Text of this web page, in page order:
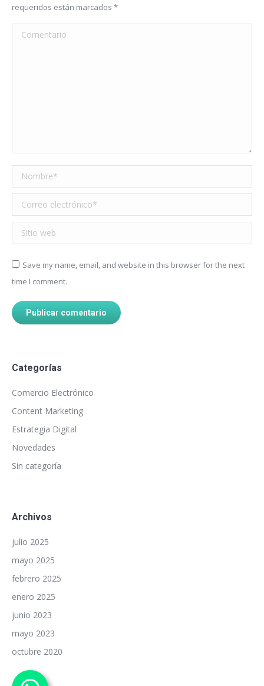
requeridos están marcados *
Comentario
Nombre *
Correo electrónico *
Sitio web
Save my name, email, and website in this browser for the next
time I comment.
Publicar comentario
Categorías
Comercio Electrónico
Content Marketing
Estrategia Digital
Novedades
Sin categoría
Archivos
julio 2025
mayo 2025
febrero 2025
enero 2025
junio 2023
mayo 2023
octubre 2020